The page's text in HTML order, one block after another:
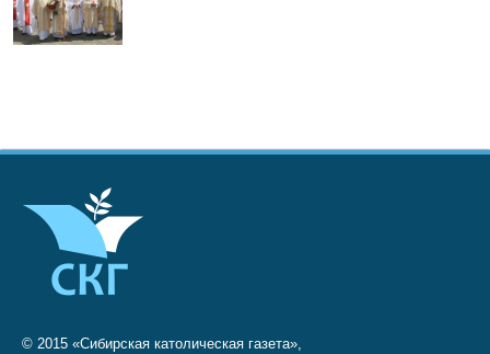
© 2015 «Сибирская католическая газета»,